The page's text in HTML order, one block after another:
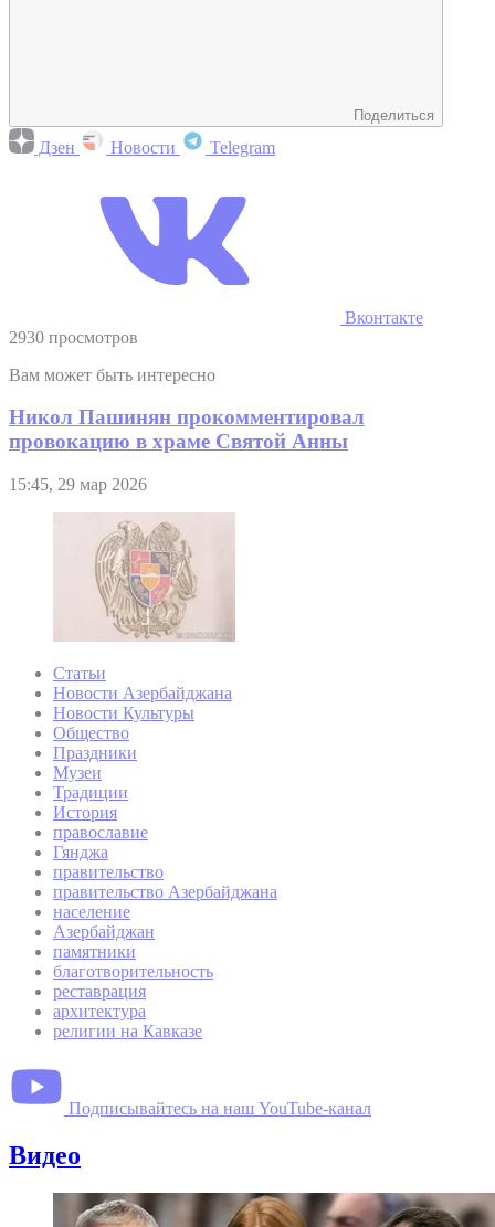
Поделиться
Дзен Новости Telegram
Вконтакте
2930 просмотров
Вам может быть интересно
Никол Пашинян прокомментировал
провокацию в храме Святой Анны
15:45, 29 мар 2026
Статьи
Новости Азербайджана
Новости Культуры
Общество
Праздники
Музеи
Традиции
История
православие
Гянджа
правительство
правительство Азербайджана
население
Азербайджан
памятники
благотворительность
реставрация
архитектура
религии на Кавказе
Подписывайтесь на наш YouTube-канал
Видео